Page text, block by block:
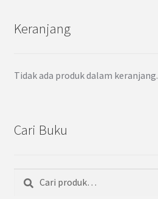
Keranjang
Tidak ada produk dalam keranjang.
Cari Buku
Pencarian
Cari